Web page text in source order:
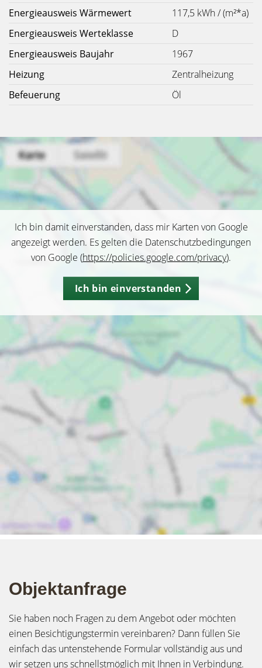
Energieausweis Wärmewert
117,5 kWh / (m²*a)
Energieausweis Werteklasse
D
Energieausweis Baujahr
1967
Heizung
Zentralheizung
Befeuerung
Öl
Ich bin damit einverstanden, dass mir Karten von Google
angezeigt werden. Es gelten die Datenschutzbedingungen
von Google (https://policies.google.com/privacy).
Ich bin einverstanden
Objektanfrage
Sie haben noch Fragen zu dem Angebot oder möchten
einen Besichtigungstermin vereinbaren? Dann füllen Sie
einfach das untenstehende Formular vollständig aus und
wir setzen uns schnellstmöglich mit Ihnen in Verbindung.